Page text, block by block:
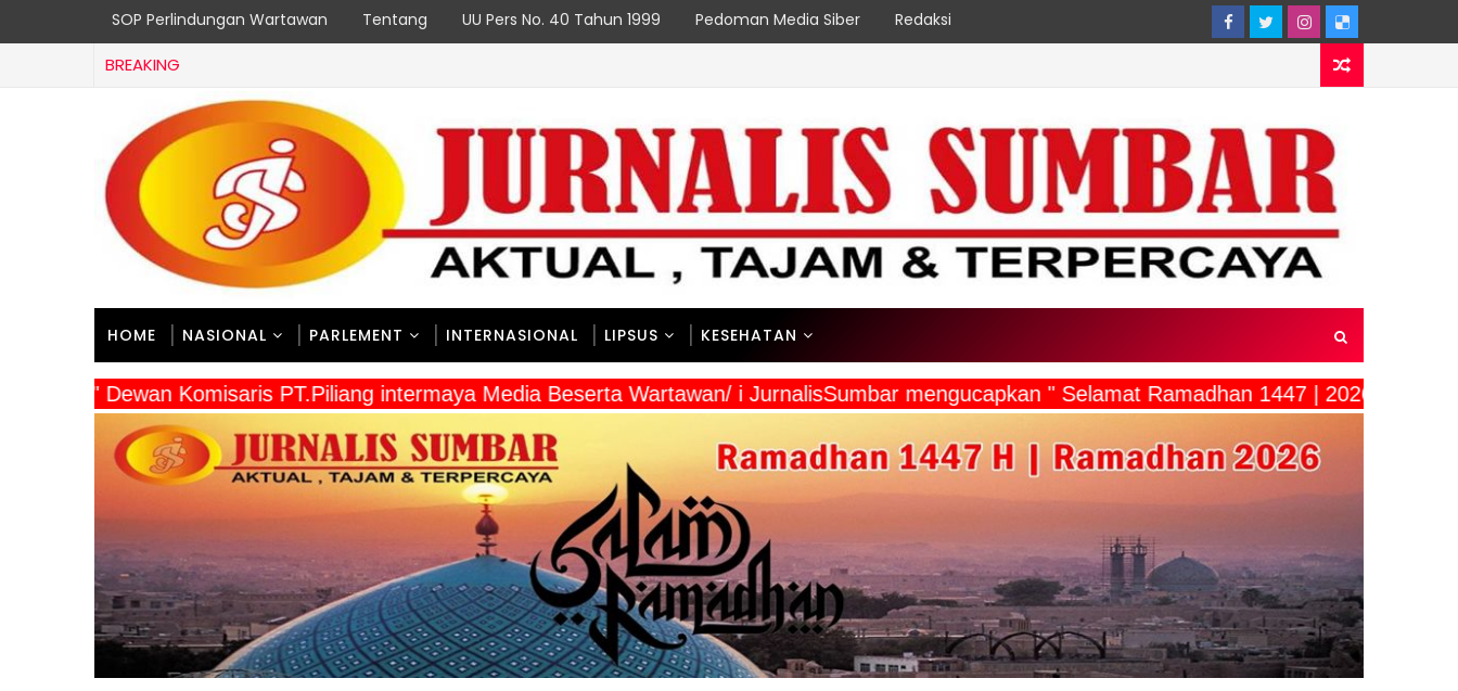
SOP Perlindungan Wartawan Tentang UU Pers No. 40 Tahun 1999 Pedoman Media Siber Redaksi
BREAKING
HOME NASIONAL PARLEMENT INTERNASIONAL LIPSUS KESEHATAN
" Dewan Komisaris PT.Piliang intermaya Media Beserta Wartawan/ i JurnalisSumbar mengucapkan " Selamat Ramadhan 1447 | 2026"